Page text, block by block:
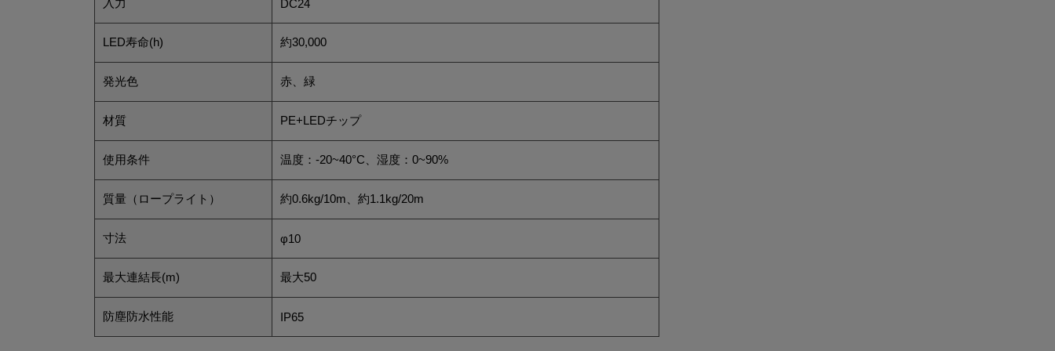
DC24
LED寿命(h) 約30,000
発光色 赤、緑
材質 PE+LEDチップ
使用条件 温度：-20~40°C、湿度：0~90%
質量（ロープライト） 約0.6kg/10m、約1.1kg/20m
寸法 φ10
最大連結長(m) 最大50
防塵防水性能 IP65